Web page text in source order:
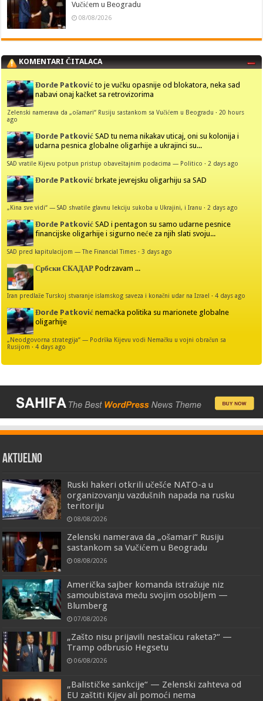
Vučićem u Beogradu
08/08/2026
KOMENTARI ČITALACA
Đorđe Patković to je vučku opasnije od blokatora, neka sad
nabavi onaj kačket sa retrovizorima
Zelenski namerava da „ošamari“ Rusiju sastankom sa Vučićem u Beogradu · 20 hours
ago
Đorđe Patković SAD tu nema nikakav uticaj, oni su kolonija i
udarna pesnica globalne oligarhije a ukrajinci su...
SAD vratile Kijevu potpun pristup obaveštajnim podacima — Politico · 2 days ago
Đorđe Patković brkate jevrejsku oligarhiju sa SAD
„Kina sve vidi“ — SAD shvatile glavnu lekciju sukoba u Ukrajini, i Iranu · 2 days ago
Đorđe Patković SAD i pentagon su samo udarne pesnice
financijske oligarhije i sigurno neće za njih slati svoju...
SAD pred kapitulacijom — The Financial Times ·3 days ago
Србски СКАДАР Podrzavam ...
Iran predlaže Turskoj stvaranje islamskog saveza i konačni udar na Izrael ·4 days ago
Đorđe Patković nemačka politika su marionete globalne
oligarhije
„Neodgovorna strategija“ — Podrška Kijevu vodi Nemačku u vojni obračun sa
Rusijom ·4 days ago
AKTUELNO
Ruski hakeri otkrili učešće NATO-a u
organizovanju vazdušnih napada na rusku
teritoriju
08/08/2026
Zelenski namerava da „ošamari“ Rusiju
sastankom sa Vučićem u Beogradu
08/08/2026
Američka sajber komanda istražuje niz
samoubistava među svojim osobljem —
Blumberg
07/08/2026
„Zašto nisu prijavili nestašicu raketa?“ —
Tramp odbrusio Hegsetu
06/08/2026
„Balističke sankcije“ — Zelenski zahteva od
EU zaštiti Kijev ali pomoći nema